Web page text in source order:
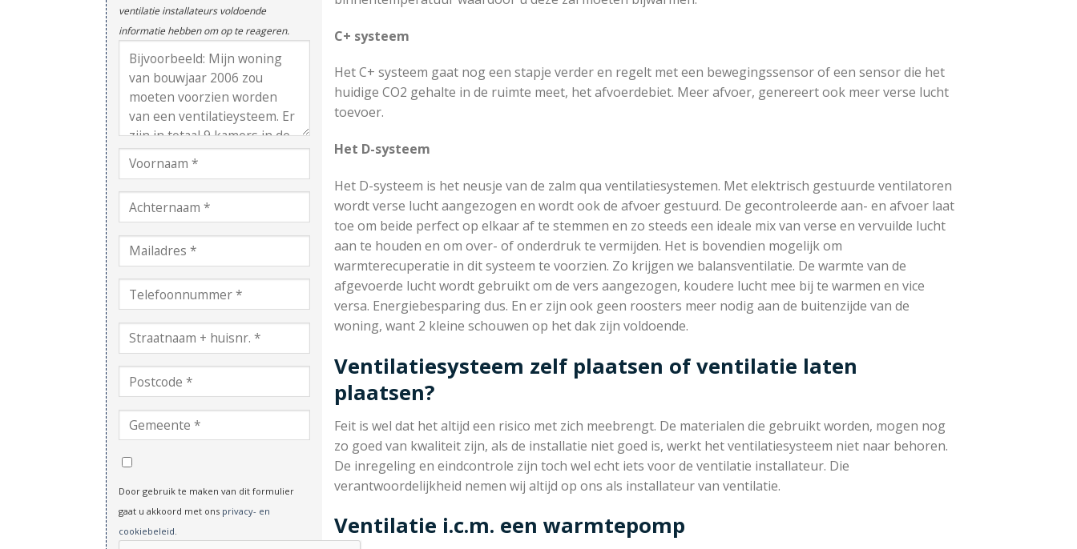
ventilatie installateurs voldoende
informatie hebben om op te reageren.
Door gebruik te maken van dit formulier
gaat u akkoord met ons privacy- en
cookiebeleid
C+ systeem
Het C+ systeem gaat nog een stapje verder en regelt met een bewegingssensor of een sensor die het
huidige CO2 gehalte in de ruimte meet, het afvoerdebiet. Meer afvoer, genereert ook meer verse lucht
toevoer.
Het D-systeem
Het D-systeem is het neusje van de zalm qua ventilatiesystemen. Met elektrisch gestuurde ventilatoren
wordt verse lucht aangezogen en wordt ook de afvoer gestuurd. De gecontroleerde aan- en afvoer laat
toe om beide perfect op elkaar af te stemmen en zo steeds een ideale mix van verse en vervuilde lucht
aan te houden en om over- of onderdruk te vermijden. Het is bovendien mogelijk om
warmterecuperatie in dit systeem te voorzien. Zo krijgen we balansventilatie. De warmte van de
afgevoerde lucht wordt gebruikt om de vers aangezogen, koudere lucht mee bij te warmen en vice
versa. Energiebesparing dus. En er zijn ook geen roosters meer nodig aan de buitenzijde van de
woning, want 2 kleine schouwen op het dak zijn voldoende.
Ventilatiesysteem zelf plaatsen of ventilatie laten
plaatsen?
Feit is wel dat het altijd een risico met zich meebrengt. De materialen die gebruikt worden, mogen nog
zo goed van kwaliteit zijn, als de installatie niet goed is, werkt het ventilatiesysteem niet naar behoren.
De inregeling en eindcontrole zijn toch wel echt iets voor de ventilatie installateur. Die
verantwoordelijkheid nemen wij altijd op ons als installateur van ventilatie.
Ventilatie i.c.m. een warmtepomp